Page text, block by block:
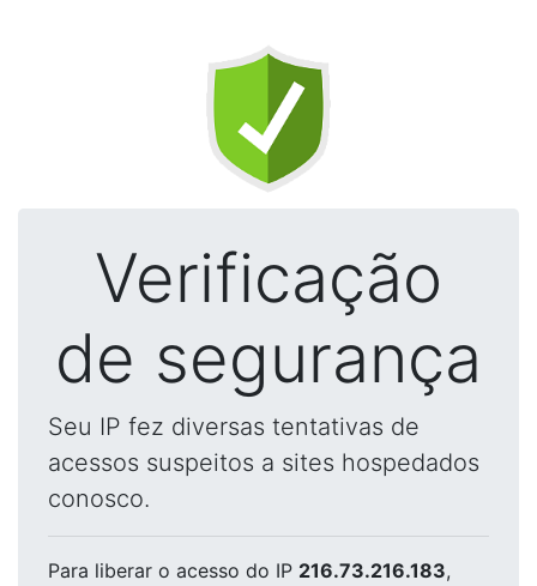
Verificação
de segurança
Seu IP fez diversas tentativas de
acessos suspeitos a sites hospedados
conosco.
Para liberar o acesso do IP 216.73.216.183,